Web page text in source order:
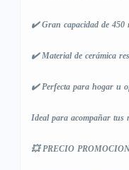
✔️ Gran capacidad de 450
✔️ Material de cerámica
✔️ Perfecta para hogar u
Ideal para acompañar tus
💥 PRECIO